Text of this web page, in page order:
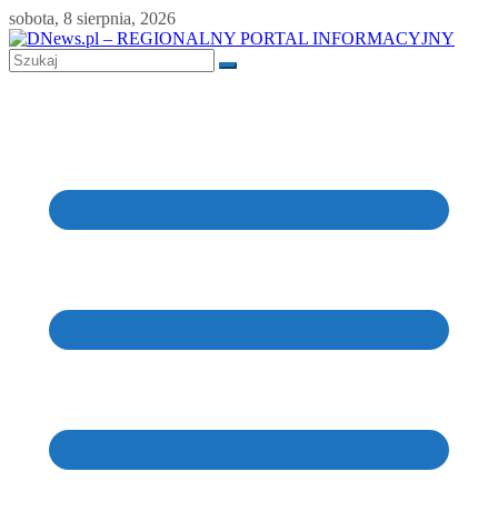
Skip
to
content
sobota, 8 sierpnia, 2026